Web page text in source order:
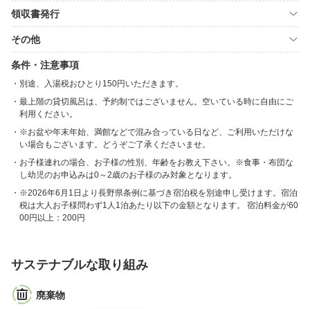
領収書発行
その他
条件・注意事項
別途、入湯税おひとり150円いただきます。
最上階の貸切風呂は、予約制ではございません。空いている時に自由にご
利用ください。
※お盆や年末年始、満館などで混み合っている日など、ご利用いただけな
い場合もございます。どうぞご了承くださいませ。
お子様連れの場合、お子様の性別、年齢をお教え下さい。※食事・布団な
し幼児のお申込みは0～2歳のお子様のみ対象となります。
※2026年6月1日より長野県条例に基づき宿泊税を別途申し受けます。宿泊
税は大人お子様問わず1人1泊あたり以下の金額となります。 宿泊料金が60
00円以上：200円
サステナブルな取り組み
廃棄物